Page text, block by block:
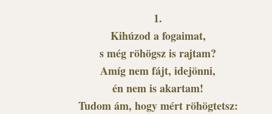
1.
Kihúzod a fogaimat,
s még röhögsz is rajtam?
Amíg nem fájt, idejönni,
én nem is akartam!
Tudom ám, hogy mért röhögtetsz: